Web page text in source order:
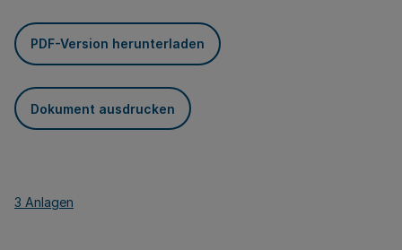
PDF-Version herunterladen
Dokument ausdrucken
3 Anlagen